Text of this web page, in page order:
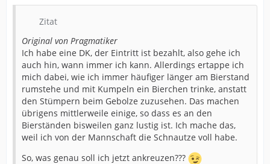
Zitat
Original von Pragmatiker
Ich habe eine DK, der Eintritt ist bezahlt, also gehe ich
auch hin, wann immer ich kann. Allerdings ertappe ich
mich dabei, wie ich immer häufiger länger am Bierstand
rumstehe und mit Kumpeln ein Bierchen trinke, anstatt
den Stümpern beim Gebolze zuzusehen. Das machen
übrigens mittlerweile einige, so dass es an den
Bierständen bisweilen ganz lustig ist. Ich mache das,
weil ich von der Mannschaft die Schnautze voll habe.
So, was genau soll ich jetzt ankreuzen???